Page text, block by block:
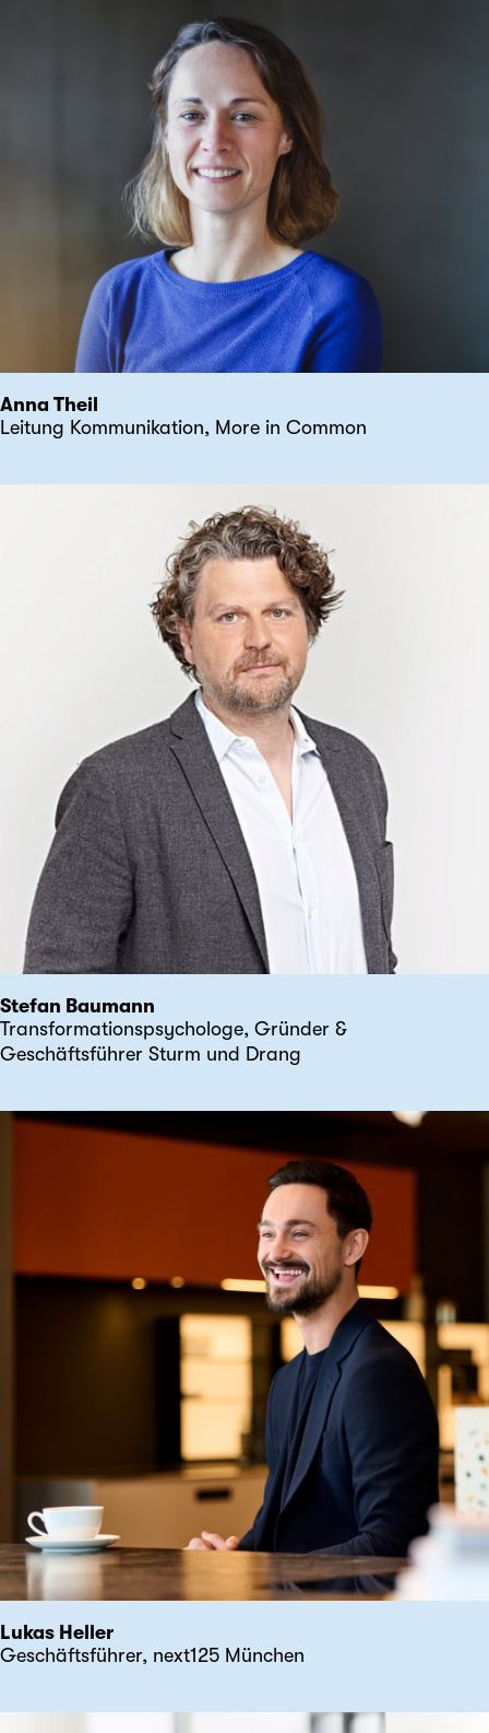
Anna Theil
Leitung Kommunikation, More in Common
Stefan Baumann
Transformationspsychologe, Gründer &
Geschäftsführer Sturm und Drang
Lukas Heller
Geschäftsführer, next125 München